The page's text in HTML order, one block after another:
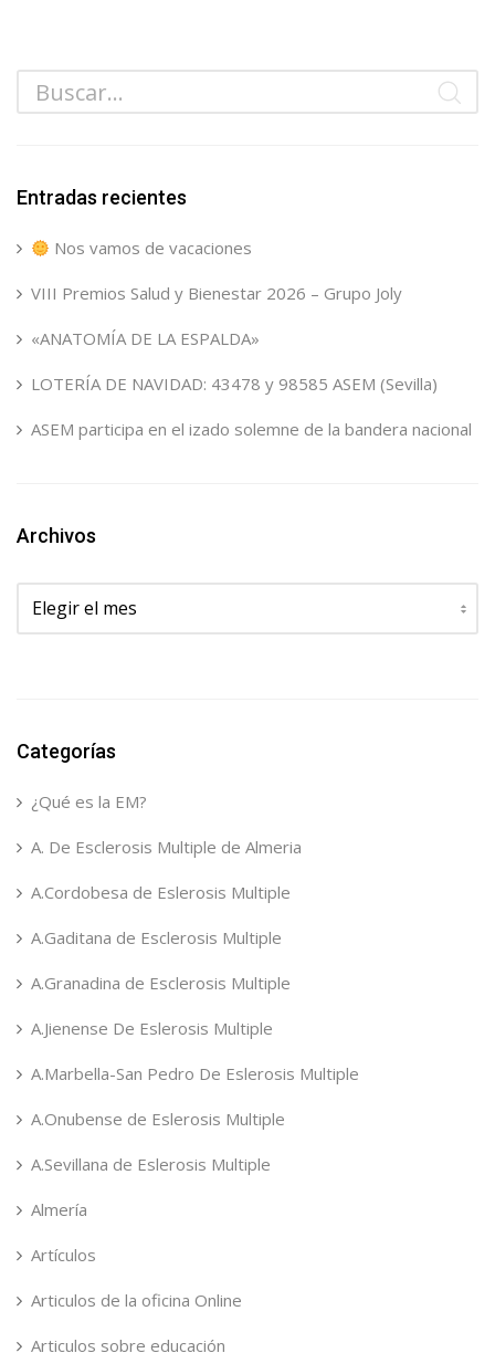
Entradas recientes
Nos vamos de vacaciones
VIII Premios Salud y Bienestar 2026 – Grupo Joly
«ANATOMÍA DE LA ESPALDA»
LOTERÍA DE NAVIDAD: 43478 y 98585 ASEM (Sevilla)
ASEM participa en el izado solemne de la bandera nacional
Archivos
Archivos
Categorías
¿Qué es la EM?
A. De Esclerosis Multiple de Almeria
A.Cordobesa de Eslerosis Multiple
A.Gaditana de Esclerosis Multiple
A.Granadina de Esclerosis Multiple
A.Jienense De Eslerosis Multiple
A.Marbella-San Pedro De Eslerosis Multiple
A.Onubense de Eslerosis Multiple
A.Sevillana de Eslerosis Multiple
Almería
Artículos
Articulos de la oficina Online
Articulos sobre educación